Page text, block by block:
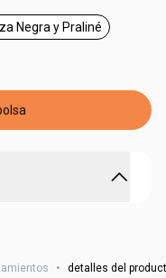
corporal
general.tag Cereza
Negra y Praliné
• detalles del